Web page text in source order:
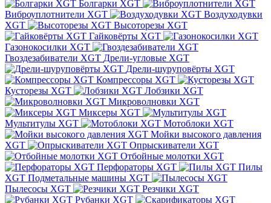
Болгарки XGT
Виброуплотнители XGT
Воздуходувки
XGT
Высоторезы XGT
Гайковёрты XGT
Газонокосилки XGT
Гвоздезабиватели XGT Дрели-угловые XGT
Дрели-шуруповёрты XGT
Компрессоры XGT
Кусторезы XGT
Лобзики XGT
Микроволновки XGT
Миксеры XGT
Мультитулы XGT
Мотоблоки XGT
Мойки высокого давления
XGT
Опрыскиватели XGT
Отбойные молотки XGT
Перфораторы XGT
Пилы
XGT Подметальные машины XGT
Пылесосы XGT
Резчики XGT
Рубанки XGT